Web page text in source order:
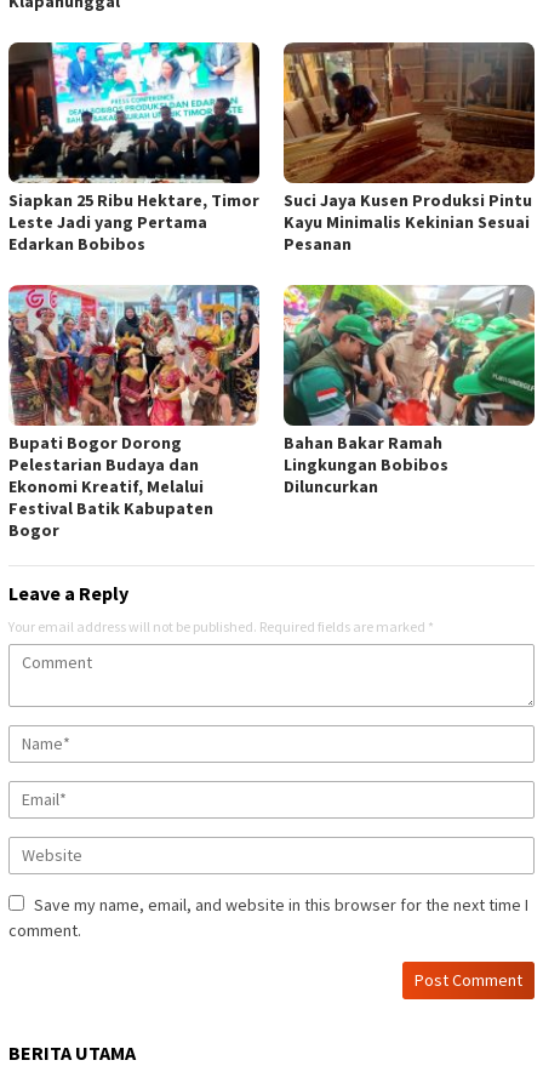
Siapkan 25 Ribu Hektare, Timor
Leste Jadi yang Pertama
Edarkan Bobibos
Suci Jaya Kusen Produksi Pintu
Kayu Minimalis Kekinian Sesuai
Pesanan
Bupati Bogor Dorong
Pelestarian Budaya dan
Ekonomi Kreatif, Melalui
Festival Batik Kabupaten
Bogor
Bahan Bakar Ramah
Lingkungan Bobibos
Diluncurkan
Leave a Reply
Your email address will not be published. Required fields are marked *
Save my name, email, and website in this browser for the next time I
comment.
BERITA UTAMA